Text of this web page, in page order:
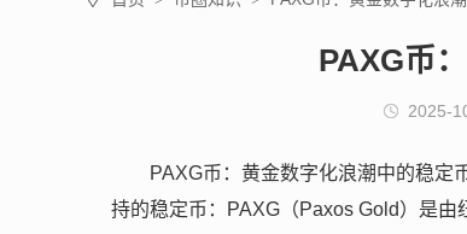
PAXG币
2025-
PAXG币：黄金数字化浪潮中的稳定
持的稳定币：PAXG（Paxos Gold）是